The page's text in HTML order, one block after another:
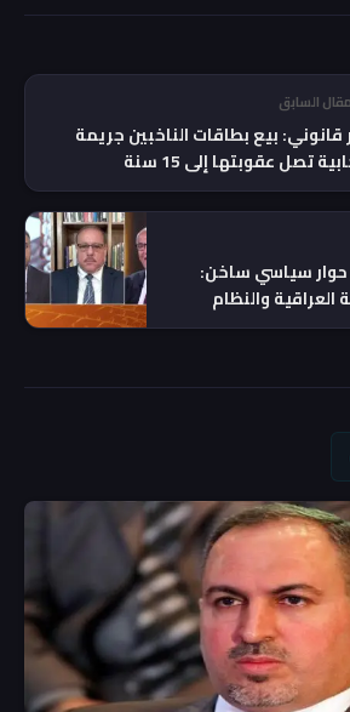
السابق
قانوني: بيع بطاقات الناخبين جريمة
تصل عقوبتها إلى 15 سنة
حوار سياسي ساخن:
والنظام